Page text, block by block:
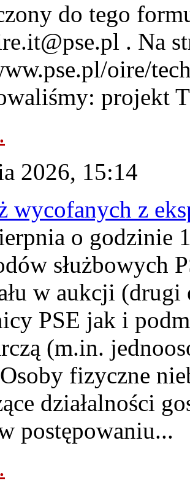
do tego
. Na
oire/
projekt
2026, 15:14
wycofanych z
o godzinie
służbowych
w aukcji (drugi
PSE jak i
(m.in.
fizyczne
działalności
postępowaniu...